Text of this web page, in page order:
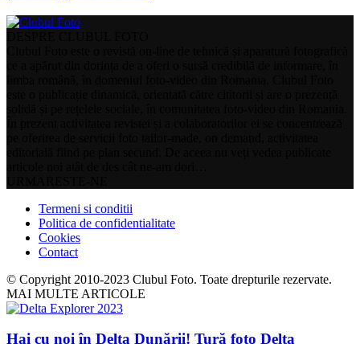
Termeni si conditii
Politica de confidentialitate
Cookies
Contact
© Copyright 2010-2023 Clubul Foto. Toate drepturile rezervate.
MAI MULTE ARTICOLE
Hai cu noi în Delta Dunării! Tură foto Delta